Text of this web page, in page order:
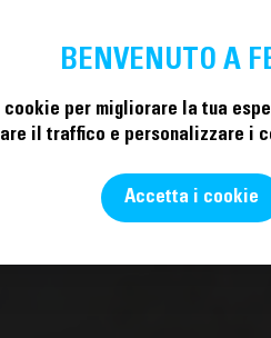
ATTIVITÀATTUALITÀ LA FONDAZIONE
BENVENUTO A
per migliorare la tua
il traffico e personalizzare i
Accetta i cookie